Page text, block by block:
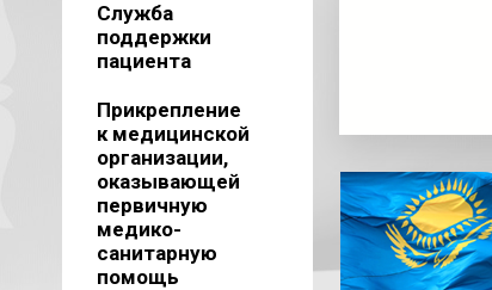
Служба
поддержки
пациента
Прикрепление
к медицинской
организации,
оказывающей
первичную
медико-
санитарную
помощь